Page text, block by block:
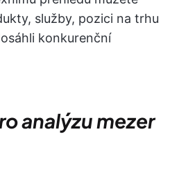
služby, pozici na trhu
konkurenční
analýzu mezer